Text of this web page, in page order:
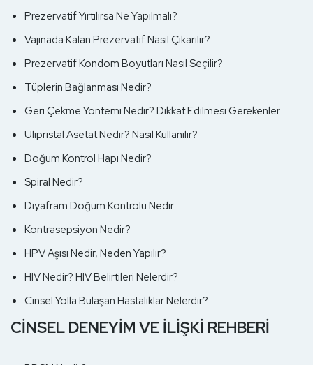
Prezervatif Yırtılırsa Ne Yapılmalı?
Vajinada Kalan Prezervatif Nasıl Çıkarılır?
Prezervatif Kondom Boyutları Nasıl Seçilir?
Tüplerin Bağlanması Nedir?
Geri Çekme Yöntemi Nedir? Dikkat Edilmesi Gerekenler
Ulipristal Asetat Nedir? Nasıl Kullanılır?
Doğum Kontrol Hapı Nedir?
Spiral Nedir?
Diyafram Doğum Kontrolü Nedir
Kontrasepsiyon Nedir?
HPV Aşısı Nedir, Neden Yapılır?
HIV Nedir? HIV Belirtileri Nelerdir?
Cinsel Yolla Bulaşan Hastalıklar Nelerdir?
CİNSEL DENEYİM VE İLİŞKİ REHBERİ